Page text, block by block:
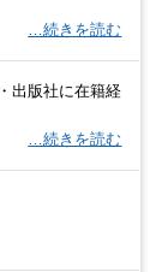
…続きを読む
出版社に在籍経
…続きを読む